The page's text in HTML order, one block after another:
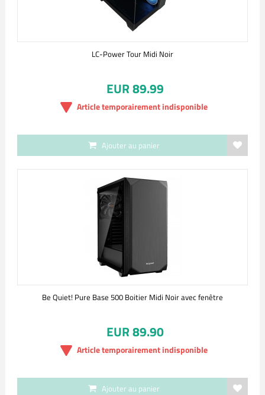
LC-Power Tour Midi Noir
EUR 89.99
Article temporairement indisponible
Ajouter au panier
Be Quiet! Pure Base 500 Boitier Midi Noir avec fenêtre
EUR 89.90
Article temporairement indisponible
Ajouter au panier